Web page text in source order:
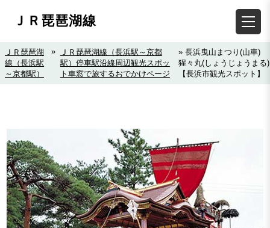
ＪＲ琵琶湖線
ＪＲ琵琶湖
線（長浜駅
～京都駅）
»
ＪＲ琵琶湖線（長浜駅～京都
駅）停車駅沿線周辺観光スポッ
ト車窓で旅するおでかけページ
» 長浜曳山まつり(山車)
猩々丸(しょうじょうまる)
【長浜市観光スポット】